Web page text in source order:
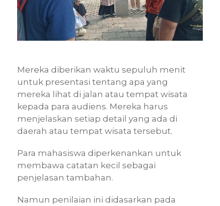
Mereka diberikan waktu sepuluh menit
untuk presentasi tentang apa yang
mereka lihat di jalan atau tempat wisata
kepada para audiens. Mereka harus
menjelaskan setiap detail yang ada di
daerah atau tempat wisata tersebut.
Para mahasiswa diperkenankan untuk
membawa catatan kecil sebagai
penjelasan tambahan.
Namun penilaian ini didasarkan pada